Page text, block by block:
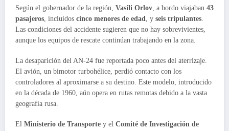
Según el gobernador de la región, Vasili Orlov, a bordo viajaban 43
pasajeros, incluidos cinco menores de edad, y seis tripulantes.
Las condiciones del accidente sugieren que no hay sobrevivientes,
aunque los equipos de rescate continúan trabajando en la zona.
La desaparición del AN-24 fue reportada poco antes del aterrizaje.
El avión, un bimotor turbohélice, perdió contacto con los
controladores al aproximarse a su destino. Este modelo, introducido
en la década de 1960, aún opera en rutas remotas debido a la vasta
geografía rusa.
El Ministerio de Transporte y el Comité de Investigación de